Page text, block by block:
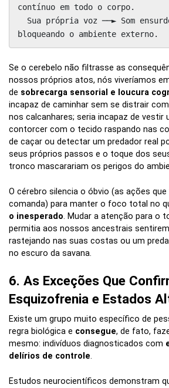
contínuo em todo o corpo.
Se o cerebelo não filtrasse as
nossos próprios atos, nós viveríamos
de sobrecarga sensorial e loucura
incapaz de caminhar sem se distrair
nos calcanhares; seria incapaz de vestir
contorcer com o tecido raspando nas
de caçar ou detectar um predador real
seus próprios passos e o toque dos
tronco mascarariam os perigos do
O cérebro silencia o óbvio (as ações
comanda) para manter o foco total no
o inesperado. Mudar a atenção para o
permitia aos nossos ancestrais
rastejando nas suas costas ou um
no escuro da savana.
6. As Exceções Que
Esquizofrenia e Estados
Existe um grupo muito específico de
regra biológica e consegue, de fato,
mesmo: indivíduos diagnosticados com
delírios de controle.
Estudos neurocientíficos demonstram